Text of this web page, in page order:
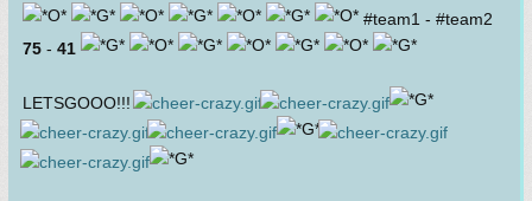
#team1 - #team2
75 - 41
LETSGOOO!!!